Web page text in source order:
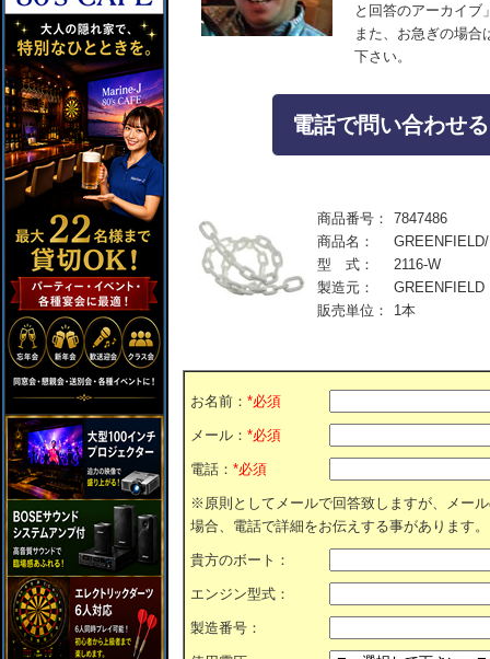
と回答のアーカイブ
また、お急ぎの場合
下さい。
電話で問い合わせ
商品番号：
7847486
商品名：
型 式：
2116-W
製造元：
GREENFIELD
販売単位：
1本
お名前： *必須
メール： *必須
電話： *必須
※原則としてメールで回答致しますが、メー
場合、電話で詳細をお伝えする事があります。
貴方のボート：
エンジン型式：
製造番号：